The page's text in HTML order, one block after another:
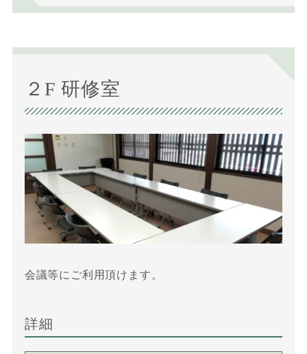
２F 研修室
会議等にご利用頂けます。
詳細